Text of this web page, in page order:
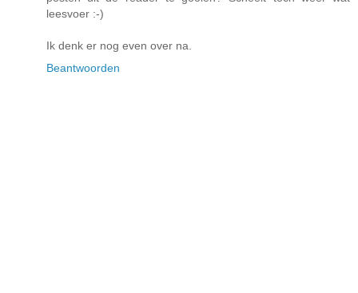
leesvoer :-)
Ik denk er nog even over na.
Beantwoorden